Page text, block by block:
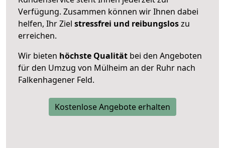
Verfügung. Zusammen können wir Ihnen dabei
helfen, Ihr Ziel stressfrei und reibungsloszu
erreichen.
Wir bieten höchste Qualität bei den Angeboten
für den Umzug von Mülheim an der Ruhr nach
Falkenhagener Feld.
Kostenlose Angebote erhalten